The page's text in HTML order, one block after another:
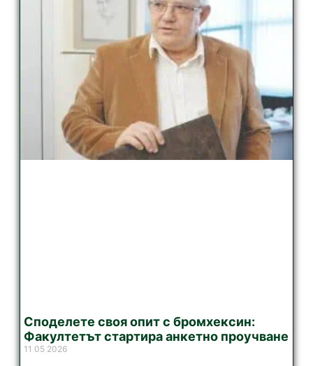
Споделете своя опит с бромхексин:
Факултетът стартира анкетно проучване
11 05 2026